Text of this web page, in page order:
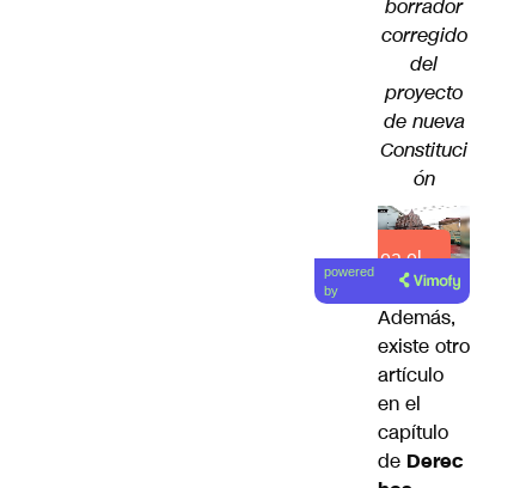
borrador
corregido
del
proyecto
de nueva
Constituci
ón
Lea el
artículo
powered
by
Además,
existe otro
artículo
en el
capítulo
de Derec